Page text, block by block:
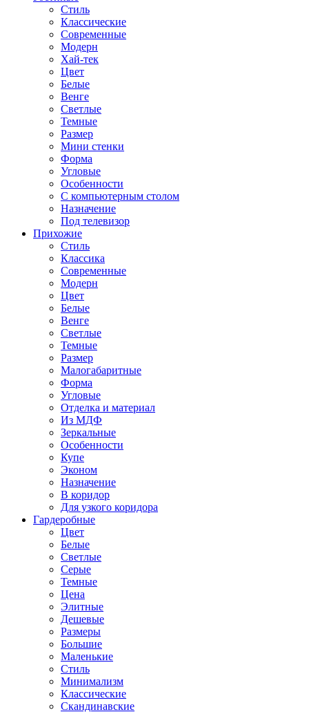
Стиль
Классические
Современные
Модерн
Хай-тек
Цвет
Белые
Венге
Светлые
Темные
Размер
Мини стенки
Форма
Угловые
Особенности
С компьютерным столом
Назначение
Под телевизор
Прихожие
Стиль
Классика
Современные
Модерн
Цвет
Белые
Венге
Светлые
Темные
Размер
Малогабаритные
Форма
Угловые
Отделка и материал
Из МДФ
Зеркальные
Особенности
Купе
Эконом
Назначение
В коридор
Для узкого коридора
Гардеробные
Цвет
Белые
Светлые
Серые
Темные
Цена
Элитные
Дешевые
Размеры
Большие
Маленькие
Стиль
Минимализм
Классические
Скандинавские